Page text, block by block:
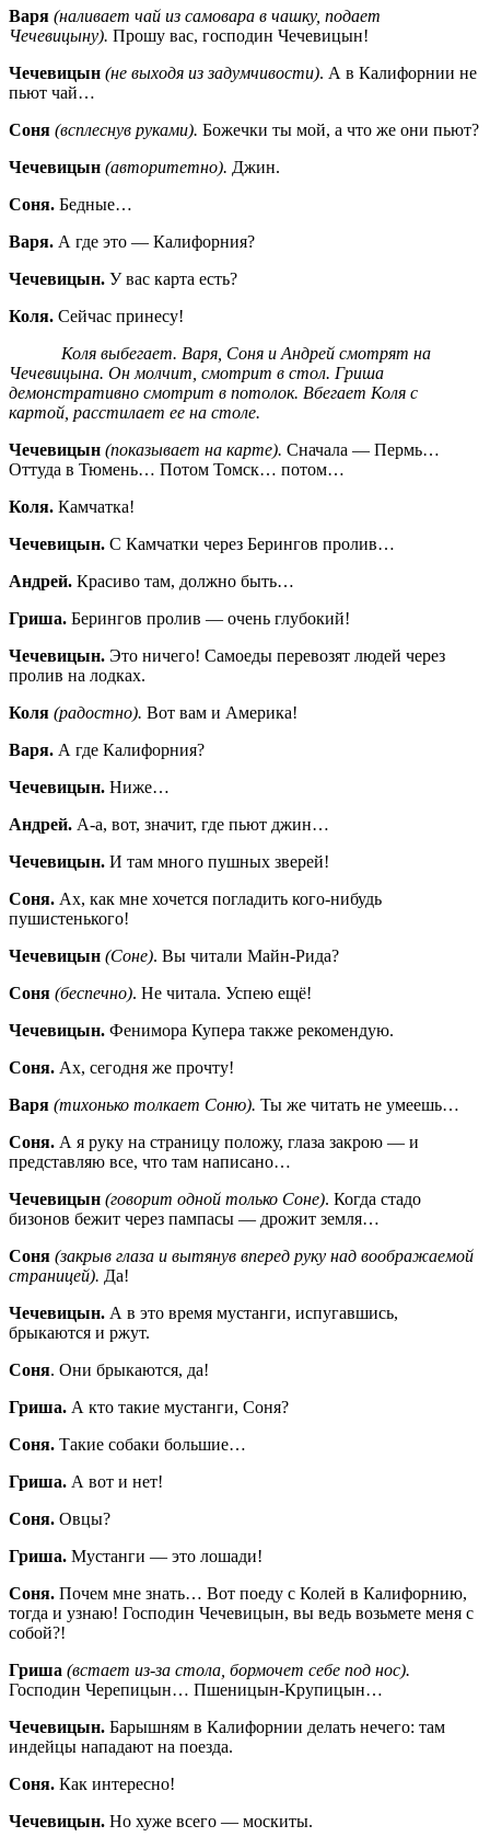
Варя (наливает чай из самовара в чашку, подает
Чечевицыну). Прошу вас, господин Чечевицын!
Чечевицын (не выходя из задумчивости). А в Калифорнии не
пьют чай…
Соня (всплеснув руками). Божечки ты мой, а что же они пьют?
Чечевицын (авторитетно). Джин.
Соня. Бедные…
Варя. А где это — Калифорния?
Чечевицын. У вас карта есть?
Коля. Сейчас принесу!
Коля выбегает. Варя, Соня и Андрей смотрят на
Чечевицына. Он молчит, смотрит в стол. Гриша
демонстративно смотрит в потолок. Вбегает Коля с
картой, расстилает ее на столе.
Чечевицын (показывает на карте). Сначала — Пермь…
Оттуда в Тюмень… Потом Томск… потом…
Коля. Камчатка!
Чечевицын. С Камчатки через Берингов пролив…
Андрей. Красиво там, должно быть…
Гриша. Берингов пролив — очень глубокий!
Чечевицын. Это ничего! Самоеды перевозят людей через
пролив на лодках.
Коля (радостно). Вот вам и Америка!
Варя. А где Калифорния?
Чечевицын. Ниже…
Андрей. А-а, вот, значит, где пьют джин…
Чечевицын. И там много пушных зверей!
Соня. Ах, как мне хочется погладить кого-нибудь
пушистенького!
Чечевицын (Соне). Вы читали Майн-Рида?
Соня (беспечно). Не читала. Успею ещё!
Чечевицын. Фенимора Купера также рекомендую.
Соня. Ах, сегодня же прочту!
Варя (тихонько толкает Соню). Ты же читать не умеешь…
Соня. А я руку на страницу положу, глаза закрою — и
представляю все, что там написано…
Чечевицын (говорит одной только Соне). Когда стадо
бизонов бежит через пампасы — дрожит земля…
Соня (закрыв глаза и вытянув вперед руку над воображаемой
страницей). Да!
Чечевицын. А в это время мустанги, испугавшись,
брыкаются и ржут.
Соня. Они брыкаются, да!
Гриша. А кто такие мустанги, Соня?
Соня. Такие собаки большие…
Гриша. А вот и нет!
Соня. Овцы?
Гриша. Мустанги — это лошади!
Соня. Почем мне знать… Вот поеду с Колей в Калифорнию,
тогда и узнаю! Господин Чечевицын, вы ведь возьмете меня с
собой?!
Гриша (встает из-за стола, бормочет себе под нос).
Господин Черепицын… Пшеницын-Крупицын…
Чечевицын. Барышням в Калифорнии делать нечего: там
индейцы нападают на поезда.
Соня. Как интересно!
Чечевицын. Но хуже всего — москиты.